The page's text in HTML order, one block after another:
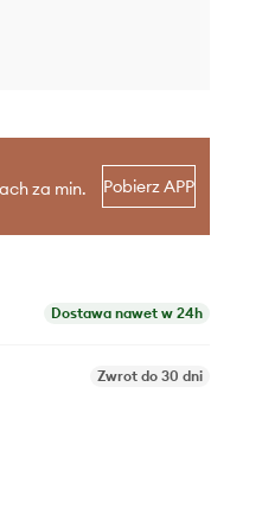
za min.
Pobierz APP
Dostawa nawet w 24h
Zwrot do 30 dni